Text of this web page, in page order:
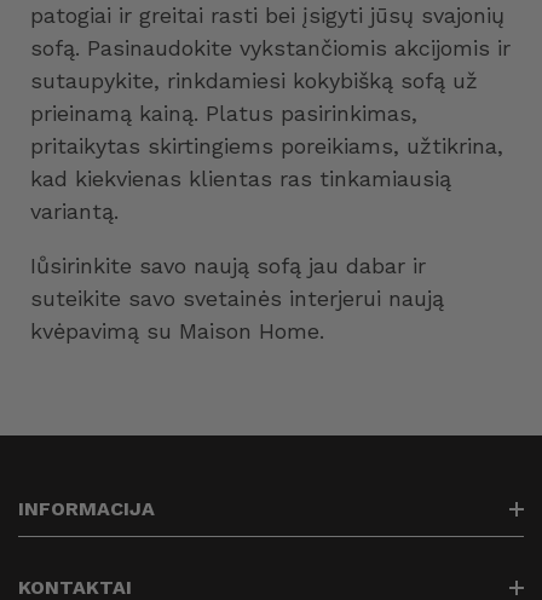
patogiai ir greitai rasti bei įsigyti jūsų svajonių
sofą. Pasinaudokite vykstančiomis akcijomis ir
sutaupykite, rinkdamiesi kokybišką sofą už
prieinamą kainą. Platus pasirinkimas,
pritaikytas skirtingiems poreikiams, užtikrina,
kad kiekvienas klientas ras tinkamiausią
variantą.
Iůsirinkite savo naują sofą jau dabar ir
suteikite savo svetainės interjerui naują
kvėpavimą su Maison Home.
INFORMACIJA
Paieška
KONTAKTAI